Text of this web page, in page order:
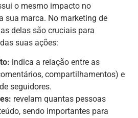
o mesmo impacto no
sua marca. No marketing de
delas são cruciais para
suas ações:
indica a relação entre as
compartilhamentos) e
seguidores.
revelam quantas pessoas
sendo importantes para